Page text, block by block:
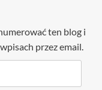
ten blog i
przez email.